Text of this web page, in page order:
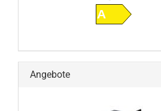
A
Angebote